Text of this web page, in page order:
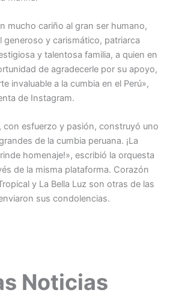
mucho cariño al gran ser humano,
generoso y carismático, patriarca
y talentosa familia, a quien en
de agradecerle por su apoyo,
invaluable a la cumbia en el Perú»,
de Instagram.
con esfuerzo y pasión, construyó uno
de la cumbia peruana. ¡La
homenaje!», escribió la orquesta
de la misma plataforma. Corazón
y La Bella Luz son otras de las
sus condolencias.
Noticias